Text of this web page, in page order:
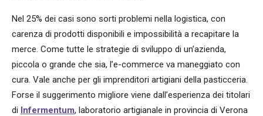
Nel 25% dei casi sono sorti problemi nella logistica, con
carenza di prodotti disponibili e impossibilità a recapitare la
merce. Come tutte le strategie di sviluppo di un’azienda,
piccola o grande che sia, l’e-commerce va maneggiato con
cura. Vale anche per gli imprenditori artigiani della pasticceria.
Forse il suggerimento migliore viene dall’esperienza dei titolari
di Infermentum, laboratorio artigianale in provincia di Verona